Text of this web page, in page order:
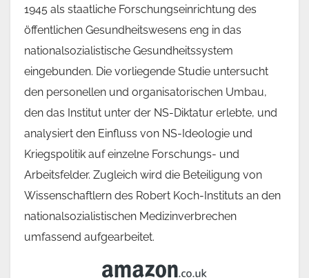
Wer ist Bill Gates?
Merkel zur vermeintlichen deutschen
Corona Propaganda: Ein Verbrechen
Menschheit
Massenpsychologie
Warum schweigen die Lämmer? (Prof.
Prof. Erich Fromm: Ungehorsam als
Pflicht
1945 als staatliche Forschungseinrichtung des
öffentlichen Gesundheitswesens eng in das
nationalsozialistische Gesundheitssystem
eingebunden. Die vorliegende Studie untersucht
den personellen und organisatorischen Umbau,
den das Institut unter der NS-Diktatur erlebte, und
analysiert den Einfluss von NS-Ideologie und
Kriegspolitik auf einzelne Forschungs- und
Arbeitsfelder. Zugleich wird die Beteiligung von
Wissenschaftlern des Robert Koch-Instituts an den
nationalsozialistischen Medizinverbrechen
umfassend aufgearbeitet.